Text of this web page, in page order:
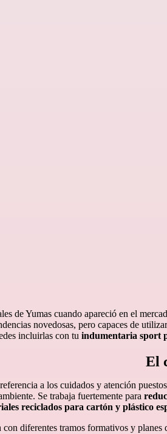
de Yumas cuando apareció en el
novedosas, pero capaces de
incluirlas con tu indumentaria sport
El
a los cuidados y atención
Se trabaja fuertemente para
reciclados para cartón y plástico
diferentes tramos formativos y